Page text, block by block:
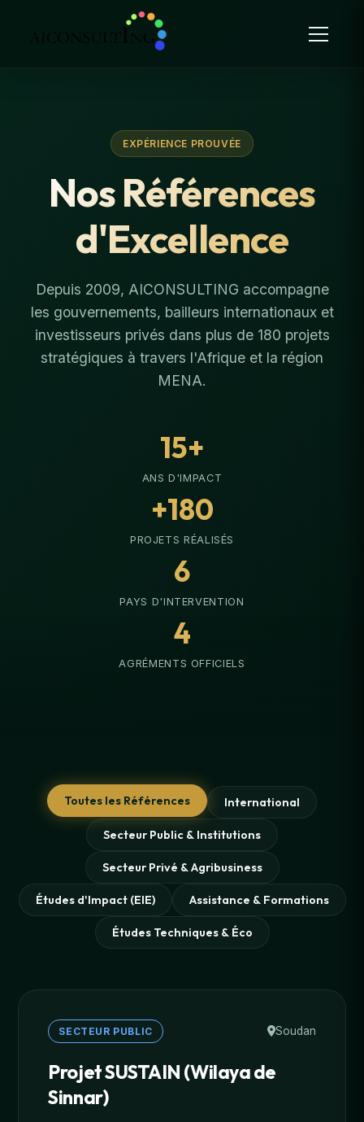
EXPÉRIENCE PROUVÉE
Nos Références
d'Excellence
Depuis 2009, AICONSULTING accompagne
les gouvernements, bailleurs internationaux et
investisseurs privés dans plus de 180 projets
stratégiques à travers l'Afrique et la région
MENA.
15+
ANS D'IMPACT
+180
PROJETS RÉALISÉS
6
PAYS D'INTERVENTION
4
AGRÉMENTS OFFICIELS
Toutes les Références International
Secteur Public & Institutions
Secteur Privé & Agribusiness
Études d'Impact (EIE) Assistance & Formations
Études Techniques & Éco
SECTEUR PUBLIC Soudan
Projet SUSTAIN (Wilaya de
Sinnar)